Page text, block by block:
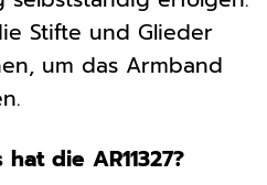
Stifte und Glieder
um das Armband
die AR11327?